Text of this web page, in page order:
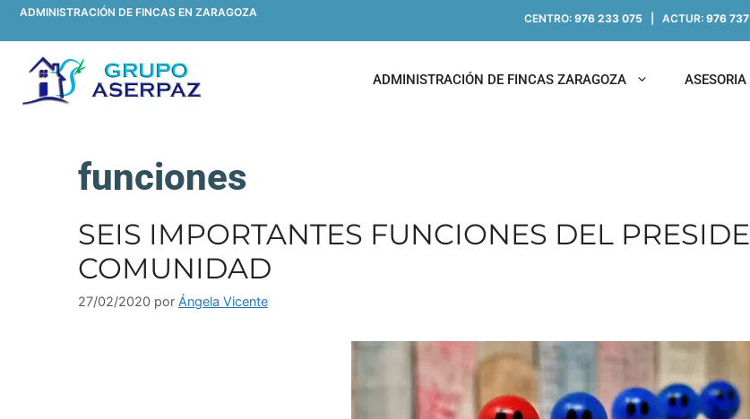
ADMINISTRACIÓN DE FINCAS EN ZARAGOZA CENTRO:976 233 075 | ACTUR:976
ADMINISTRACIÓN DE FINCAS ZARAGOZA ASESORIA
funciones
SEIS IMPORTANTES FUNCIONES DEL
COMUNIDAD
27/02/2020 por Ángela Vicente